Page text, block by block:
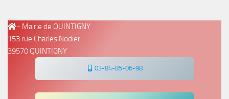
- Mairie de QUINTIGNY
153 rue Charles Nodier
39570 QUINTIGNY
03-84-85-06-98